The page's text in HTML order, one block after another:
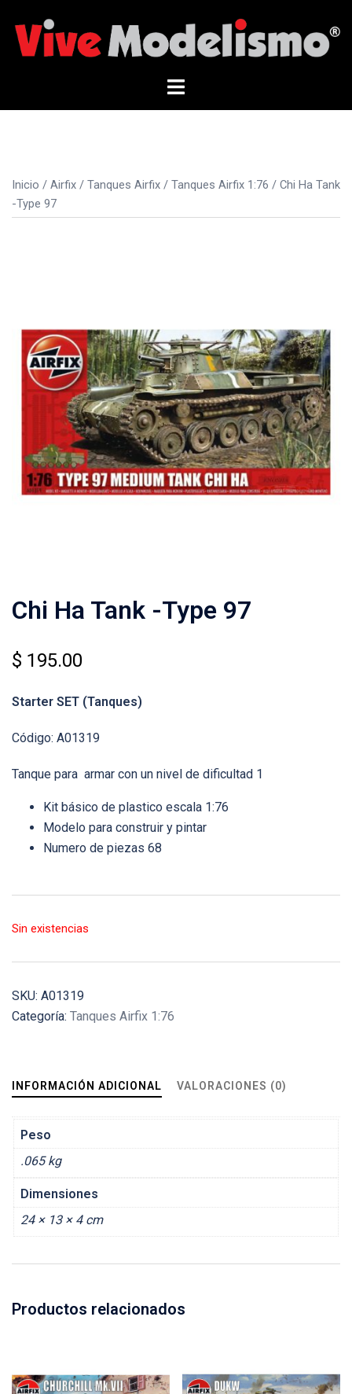
contenido
Alternar
Inicio / Airfix / Tanques Airfix / Tanques Airfix 1:76 / Chi Ha Tank
-Type 97
Chi Ha Tank -Type 97
$ 195.00
Starter SET (Tanques)
Código: A01319
Tanque para armar con un nivel de dificultad 1
Kit básico de plastico escala 1:76
Modelo para construir y pintar
Numero de piezas 68
Sin existencias
SKU: A01319
Categoría: Tanques Airfix 1:76
INFORMACIÓN ADICIONAL VALORACIONES (0)
Peso
.065 kg
Dimensiones
24 × 13 × 4 cm
Productos relacionados